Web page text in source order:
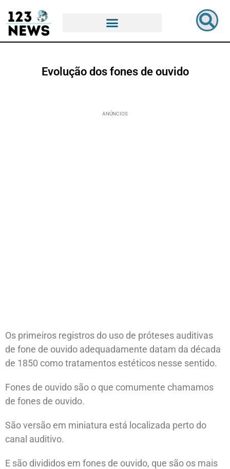
Evolução dos fones de ouvido
ANÚNCIOS
Os primeiros registros do uso de próteses auditivas
de fone de ouvido adequadamente datam da década
de 1850 como tratamentos estéticos nesse sentido.
Fones de ouvido são o que comumente chamamos
de fones de ouvido.
São versão em miniatura está localizada perto do
canal auditivo.
E são divididos em fones de ouvido, que são os mais